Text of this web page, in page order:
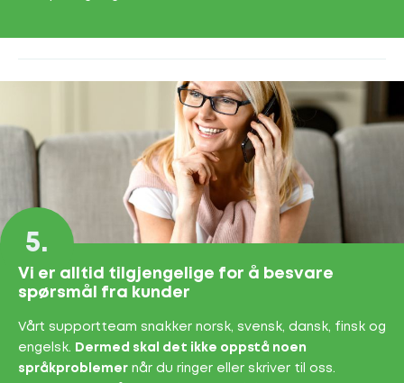
5.
Vi er alltid tilgjengelige for å besvare
spørsmål fra kunder
Vårt supportteam snakker norsk, svensk, dansk, finsk og
engelsk.
Dermed skal det ikke oppstå noen
språkproblemer når du ringer eller skriver til oss.